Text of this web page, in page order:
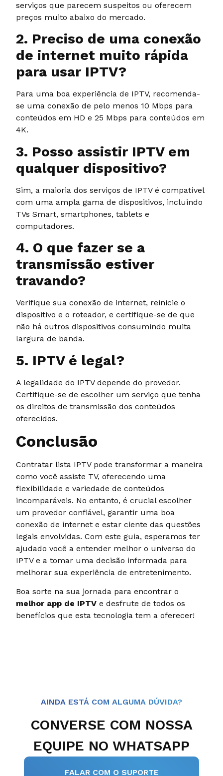
serviços que parecem suspeitos ou oferecem
preços muito abaixo do mercado.
2. Preciso de uma conexão
de internet muito rápida
para usar IPTV?
Para uma boa experiência de IPTV, recomenda-
se uma conexão de pelo menos 10 Mbps para
conteúdos em HD e 25 Mbps para conteúdos em
4K.
3. Posso assistir IPTV em
qualquer dispositivo?
Sim, a maioria dos serviços de IPTV é compatível
com uma ampla gama de dispositivos, incluindo
TVs Smart, smartphones, tablets e
computadores.
4. O que fazer se a
transmissão estiver
travando?
Verifique sua conexão de internet, reinicie o
dispositivo e o roteador, e certifique-se de que
não há outros dispositivos consumindo muita
largura de banda.
5. IPTV é legal?
A legalidade do IPTV depende do provedor.
Certifique-se de escolher um serviço que tenha
os direitos de transmissão dos conteúdos
oferecidos.
Conclusão
Contratar lista IPTV pode transformar a maneira
como você assiste TV, oferecendo uma
flexibilidade e variedade de conteúdos
incomparáveis. No entanto, é crucial escolher
um provedor confiável, garantir uma boa
conexão de internet e estar ciente das questões
legais envolvidas. Com este guia, esperamos ter
ajudado você a entender melhor o universo do
IPTV e a tomar uma decisão informada para
melhorar sua experiência de entretenimento.
Boa sorte na sua jornada para encontrar o
melhor app de IPTV e desfrute de todos os
benefícios que esta tecnologia tem a oferecer!
AINDA ESTÁ COM ALGUMA DÚVIDA?
CONVERSE COM NOSSA
EQUIPE NO WHATSAPP
FALAR COM O SUPORTE